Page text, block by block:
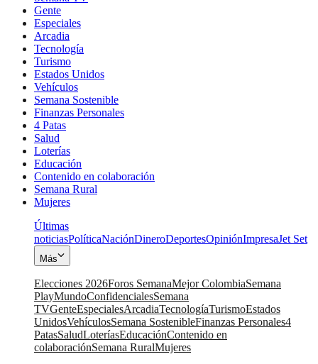
Gente
Especiales
Arcadia
Tecnología
Turismo
Estados Unidos
Vehículos
Semana Sostenible
Finanzas Personales
4 Patas
Salud
Loterías
Educación
Contenido en colaboración
Semana Rural
Mujeres
Últimas
noticiasPolíticaNaciónDineroDeportesOpiniónImpresaJet Set
Más
Elecciones 2026Foros SemanaMejor ColombiaSemana
PlayMundoConfidencialesSemana
TVGenteEspecialesArcadiaTecnologíaTurismoEstados
UnidosVehículosSemana SostenibleFinanzas Personales4
PatasSaludLoteríasEducaciónContenido en
colaboraciónSemana RuralMujeres